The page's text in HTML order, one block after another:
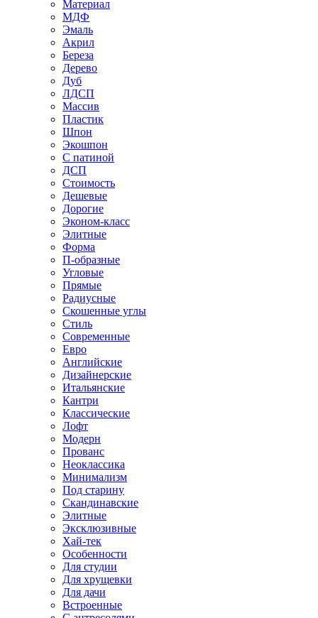
Материал
МДФ
Эмаль
Акрил
Береза
Дерево
Дуб
ЛДСП
Массив
Пластик
Шпон
Экошпон
С патиной
ДСП
Стоимость
Дешевые
Дорогие
Эконом-класс
Элитные
Форма
П-образные
Угловые
Прямые
Радиусные
Скошенные углы
Стиль
Современные
Евро
Английские
Дизайнерские
Итальянские
Кантри
Классические
Лофт
Модерн
Прованс
Неоклассика
Минимализм
Под старину
Скандинавские
Элитные
Эксклюзивные
Хай-тек
Особенности
Для студии
Для хрущевки
Для дачи
Встроенные